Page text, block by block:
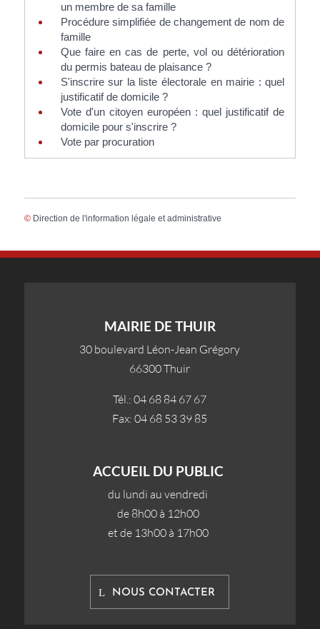
un membre de sa famille
Procédure simplifiée de changement de nom de
famille
Que faire en cas de perte, vol ou détérioration
du permis bateau de plaisance ?
S'inscrire sur la liste électorale en mairie : quel
justificatif de domicile ?
Vote d'un citoyen européen : quel justificatif de
domicile pour s'inscrire ?
Vote par procuration
© Direction de l'information légale et administrative
MAIRIE DE THUIR
30 boulevard Léon-Jean Grégory
66300 Thuir
Tél.: 04 68 84 67 67
Fax: 04 68 53 39 85
ACCUEIL DU PUBLIC
du lundi au vendredi
de 8h00 à 12h00
et de 13h00 à 17h00
NOUS CONTACTER